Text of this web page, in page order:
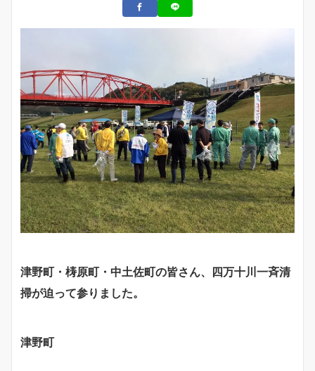
津野町・梼原町・中土佐町の皆さん、四万十川一斉清
掃が迫って参りました。
津野町